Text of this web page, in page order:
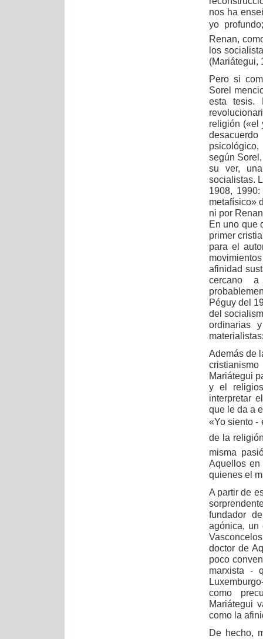
nos ha
yo
Renan,
los
(Mariátegui,
Pero si
Sorel
esta tesis.
religión («el
según
su ver,
socialistas.
1908,
metafísico»
ni por
En uno que
primer
para el
afinidad
cercano
Péguy del
del
ordinarias
Además de
Mariátegui
y el
interpretar
que le da a
«Yo siento
de la
misma
Aquellos en
quienes el
A partir de
fundador
agónica, un
doctor de
poco
marxista -
como
Mariátegui
como la
De hecho,